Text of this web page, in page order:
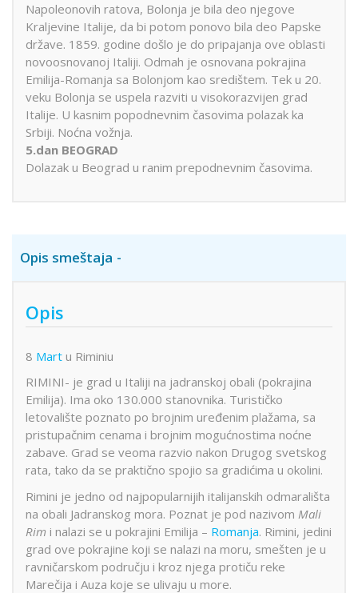
Napoleonovih ratova, Bolonja je bila deo njegove
Kraljevine Italije, da bi potom ponovo bila deo Papske
države. 1859. godine došlo je do pripajanja ove oblasti
novoosnovanoj Italiji. Odmah je osnovana pokrajina
Emilija-Romanja sa Bolonjom kao središtem. Tek u 20.
veku Bolonja se uspela razviti u visokorazvijen grad
Italije. U kasnim popodnevnim časovima polazak ka
Srbiji. Noćna vožnja.
5.dan BEOGRAD
Dolazak u Beograd u ranim prepodnevnim časovima.
Opis smeštaja
Opis
8 Mart u Riminiu
RIMINI- je grad u Italiji na jadranskoj obali (pokrajina
Emilija). Ima oko 130.000 stanovnika. Turističko
letovalište poznato po brojnim uređenim plažama, sa
pristupačnim cenama i brojnim mogućnostima noćne
zabave. Grad se veoma razvio nakon Drugog svetskog
rata, tako da se praktično spojio sa gradićima u okolini.
Rimini je jedno od najpopularnijih italijanskih odmarališta
na obali Jadranskog mora. Poznat je pod nazivom Mali
Rim i nalazi se u pokrajini Emilija – Romanja. Rimini, jedini
grad ove pokrajine koji se nalazi na moru, smešten je u
ravničarskom području i kroz njega protiču reke
Marečija i Auza koje se ulivaju u more.